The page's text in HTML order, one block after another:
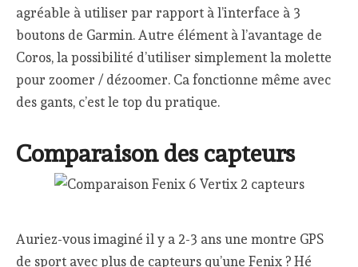
agréable à utiliser par rapport à l’interface à 3
boutons de Garmin. Autre élément à l’avantage de
Coros, la possibilité d’utiliser simplement la molette
pour zoomer / dézoomer. Ca fonctionne même avec
des gants, c’est le top du pratique.
Comparaison des capteurs
Auriez-vous imaginé il y a 2-3 ans une montre GPS
de sport avec plus de capteurs qu’une Fenix ? Hé